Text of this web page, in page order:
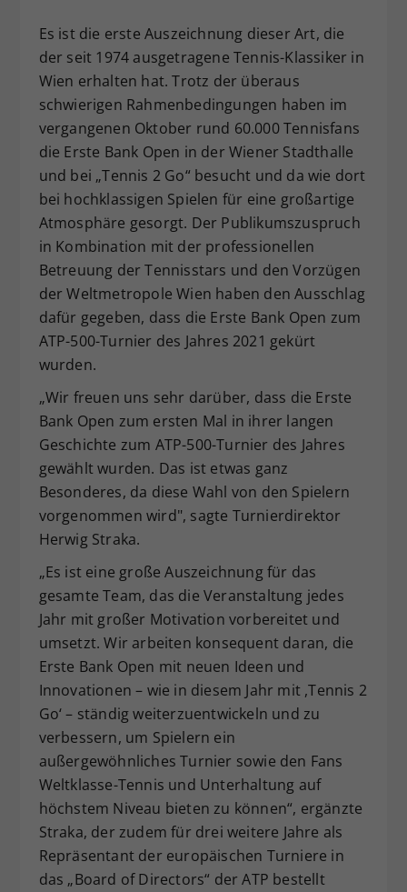
Es ist die erste Auszeichnung dieser Art, die
der seit 1974 ausgetragene Tennis-Klassiker in
Wien erhalten hat. Trotz der überaus
schwierigen Rahmenbedingungen haben im
vergangenen Oktober rund 60.000 Tennisfans
die Erste Bank Open in der Wiener Stadthalle
und bei „Tennis 2 Go“ besucht und da wie dort
bei hochklassigen Spielen für eine großartige
Atmosphäre gesorgt. Der Publikumszuspruch
in Kombination mit der professionellen
Betreuung der Tennisstars und den Vorzügen
der Weltmetropole Wien haben den Ausschlag
dafür gegeben, dass die Erste Bank Open zum
ATP-500-Turnier des Jahres 2021 gekürt
wurden.
„Wir freuen uns sehr darüber, dass die Erste
Bank Open zum ersten Mal in ihrer langen
Geschichte zum ATP-500-Turnier des Jahres
gewählt wurden. Das ist etwas ganz
Besonderes, da diese Wahl von den Spielern
vorgenommen wird", sagte Turnierdirektor
Herwig Straka.
„Es ist eine große Auszeichnung für das
gesamte Team, das die Veranstaltung jedes
Jahr mit großer Motivation vorbereitet und
umsetzt. Wir arbeiten konsequent daran, die
Erste Bank Open mit neuen Ideen und
Innovationen – wie in diesem Jahr mit ,Tennis 2
Go‘ – ständig weiterzuentwickeln und zu
verbessern, um Spielern ein
außergewöhnliches Turnier sowie den Fans
Weltklasse-Tennis und Unterhaltung auf
höchstem Niveau bieten zu können“, ergänzte
Straka, der zudem für drei weitere Jahre als
Repräsentant der europäischen Turniere in
das „Board of Directors“ der ATP bestellt
Zweck
Einstellungen. Unter anderem eine
zufällig generierte ID, für die
historische Speicherung Ihrer
vorgenommen Einstellungen, falls der
Webseiten-Betreiber dies eingestellt
hat.